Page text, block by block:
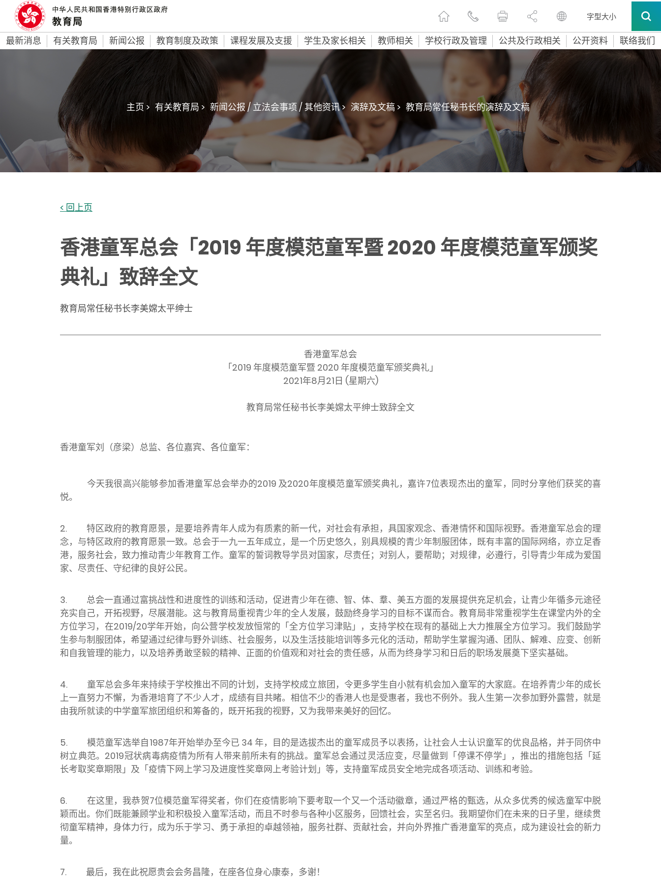
字型大小
最新消息 有关教育局 新闻公报 教育制度及政策 课程发展及支援 学生及家长相关 教师相关 学校行政及管理 公共及行政相关 公开资料 联络我们
主页 > 有关教育局 > 新闻公报 / 立法会事项 / 其他资讯 > 演辞及文稿 > 教育局常任秘书长的演辞及文稿
< 回上页
香港童军总会「2019 年度模范童军暨 2020 年度模范童军颁奖
典礼」致辞全文
教育局常任秘书长李美嫦太平绅士
香港童军总会
「2019 年度模范童军暨 2020 年度模范童军颁奖典礼」
2021年8月21日 (星期六)
教育局常任秘书长李美嫦太平绅士致辞全文
香港童军刘（彦梁）总监、各位嘉宾、各位童军：
今天我很高兴能够参加香港童军总会举办的2019 及2020年度模范童军颁奖典礼，嘉许7位表现杰出的童军，同时分享他们获奖的喜
悦。
2.
特区政府的教育愿景，是要培养青年人成为有质素的新一代，对社会有承担，具国家观念、香港情怀和国际视野。香港童军总会的理
念，与特区政府的教育愿景一致。总会于一九一五年成立，是一个历史悠久，别具规模的青少年制服团体，既有丰富的国际网络，亦立足香
港，服务社会，致力推动青少年教育工作。童军的誓词教导学员对国家，尽责任；对别人，要帮助；对规律，必遵行，引导青少年成为爱国
家、尽责任、守纪律的良好公民。
3.
总会一直通过富挑战性和进度性的训练和活动，促进青少年在德、智、体、羣、美五方面的发展提供充足机会，让青少年循多元途径
充实自己，开拓视野，尽展潜能。这与教育局重视青少年的全人发展，鼓励终身学习的目标不谋而合。教育局非常重视学生在课堂内外的全
方位学习，在2019/20学年开始，向公营学校发放恒常的「全方位学习津贴」，支持学校在现有的基础上大力推展全方位学习。我们鼓励学
生参与制服团体，希望通过纪律与野外训练、社会服务，以及生活技能培训等多元化的活动，帮助学生掌握沟通、团队、解难、应变、创新
和自我管理的能力，以及培养勇敢坚毅的精神、正面的价值观和对社会的责任感，从而为终身学习和日后的职场发展奠下坚实基础。
4.
童军总会多年来持续于学校推出不同的计划，支持学校成立旅团，令更多学生自小就有机会加入童军的大家庭。在培养青少年的成长
上一直努力不懈，为香港培育了不少人才，成绩有目共睹。相信不少的香港人也是受惠者，我也不例外。我人生第一次参加野外露营，就是
由我所就读的中学童军旅团组织和筹备的，既开拓我的视野，又为我带来美好的回忆。
5.
模范童军选举自1987年开始举办至今已 34 年，目的是选拔杰出的童军成员予以表扬，让社会人士认识童军的优良品格，并于同侪中
树立典范。2019冠状病毒病疫情为所有人带来前所未有的挑战。童军总会通过灵活应变，尽量做到「停课不停学」，推出的措施包括「延
长考取奖章期限」及「疫情下网上学习及进度性奖章网上考验计划」等，支持童军成员安全地完成各项活动、训练和考验。
6.
在这里，我恭贺7位模范童军得奖者，你们在疫情影响下要考取一个又一个活动徽章，通过严格的甄选，从众多优秀的候选童军中脱
颖而出。你们既能兼顾学业和积极投入童军活动，而且不时参与各种小区服务，回馈社会，实至名归。我期望你们在未来的日子里，继续贯
彻童军精神，身体力行，成为乐于学习、勇于承担的卓越领袖，服务社群、贡献社会，并向外界推广香港童军的亮点，成为建设社会的新力
量。
7. 最后，我在此祝愿贵会会务昌隆，在座各位身心康泰，多谢！